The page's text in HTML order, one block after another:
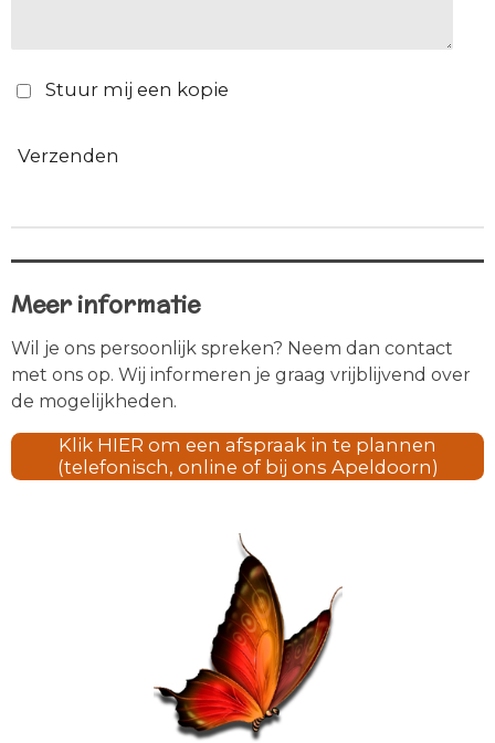
Stuur mij een kopie
Verzenden
Meer informatie
Wil je ons persoonlijk spreken? Neem dan contact
met ons op. Wij informeren je graag vrijblijvend over
de mogelijkheden.
Klik HIER om een afspraak in te plannen
(telefonisch, online of bij ons Apeldoorn)